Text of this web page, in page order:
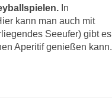
In
kann man auch mit
Seeufer) gibt es
Aperitif genießen kann.